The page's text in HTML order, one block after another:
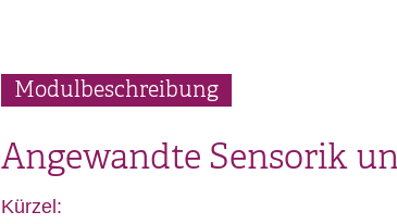
Modulbeschreibung
Angewandte Sensorik
Kürzel: